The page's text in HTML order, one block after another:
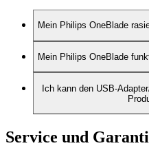
Mein Philips OneBlade
Mein Philips OneBlade
Ich kann den USB-
Service und